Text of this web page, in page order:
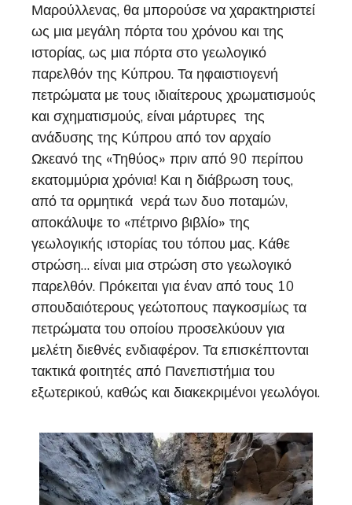
Μαρούλλενας, θα μπορούσε να χαρακτηριστεί
ως μια μεγάλη πόρτα του χρόνου και της
ιστορίας, ως μια πόρτα στο γεωλογικό
παρελθόν της Κύπρου. Τα ηφαιστιογενή
πετρώματα με τους ιδιαίτερους χρωματισμούς
και σχηματισμούς, είναι μάρτυρες της
ανάδυσης της Κύπρου από τον αρχαίο
Ωκεανό της «Τηθύος» πριν από 90 περίπου
εκατομμύρια χρόνια! Και η διάβρωση τους,
από τα ορμητικά νερά των δυο ποταμών,
αποκάλυψε το «πέτρινο βιβλίο» της
γεωλογικής ιστορίας του τόπου μας. Κάθε
στρώση… είναι μια στρώση στο γεωλογικό
παρελθόν. Πρόκειται για έναν από τους 10
σπουδαιότερους γεώτοπους παγκοσμίως τα
πετρώματα του οποίου προσελκύουν για
μελέτη διεθνές ενδιαφέρον. Τα επισκέπτονται
τακτικά φοιτητές από Πανεπιστήμια του
εξωτερικού, καθώς και διακεκριμένοι γεωλόγοι.